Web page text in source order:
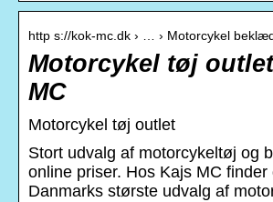
http s://kok-mc.dk › … › Motorcykel
Motorcykel tøj
MC
Motorcykel tøj outlet
Stort udvalg af motorcykeltøj og
online priser. Hos Kajs MC finder
Danmarks største udvalg af